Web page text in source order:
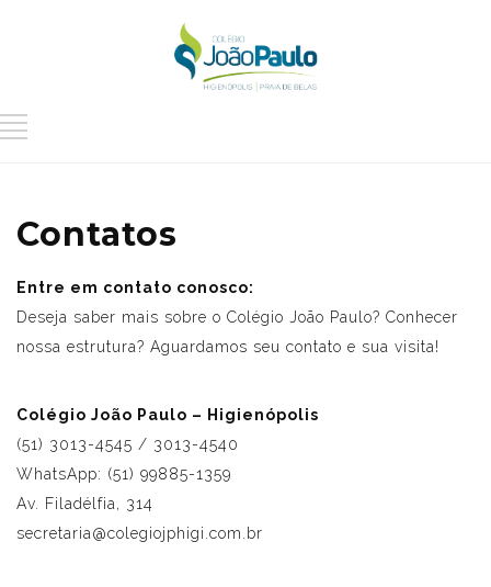
Contatos
Entre em contato conosco:
Deseja saber mais sobre o Colégio João Paulo? Conhecer
nossa estrutura? Aguardamos seu contato e sua visita!
Colégio João Paulo – Higienópolis
(51) 3013-4545 / 3013-4540
WhatsApp: (51) 99885-1359
Av. Filadélfia, 314
secretaria@colegiojphigi.com.br